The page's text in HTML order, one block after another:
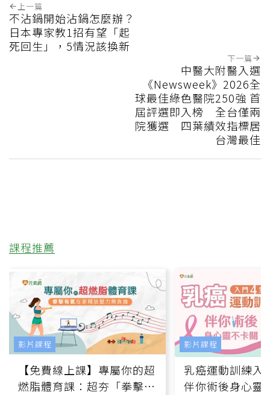
上一篇
不沾鍋開始沾鍋怎麼辦？
日本專家教1招有望「起
死回生」，5情況該換新
下一篇
中醫大附醫入選
《Newsweek》2026全
球最佳綠色醫院250強 首
屆評選即入榜 全台僅兩
院獲選 四葉績效指標居
台灣最佳
課程推薦
【免費線上課】專屬你的超
燃脂體育課：超夯「拳擊有
影片課程
乳癌運動訓練入
伴你術後身心靈
影片課程